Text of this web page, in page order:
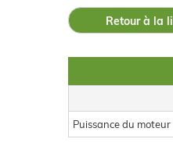
Retour à la
Puissance du moteur